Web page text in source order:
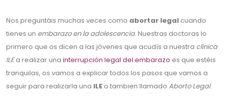
Nos preguntáis muchas veces como abortar legal cuando
tienes un embarazo en la adolescencia. Nuestras doctoras lo
primero que os dicen a las jóvenes que acudís a nuestra clínica
ILEa realizar una interrupción legal del embarazo es que estéis
tranquilas, os vamos a explicar todos los pasos que vamos a
seguir para realizarla una ILE o tambien llamado Aborto Legal.